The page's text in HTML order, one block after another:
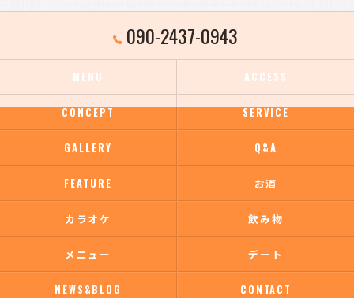
090-2437-0943
MENU ACCESS
CONCEPT SERVICE
GALLERY Q&A
FEATURE お酒
カラオケ 飲み物
メニュー デート
NEWS&BLOG CONTACT